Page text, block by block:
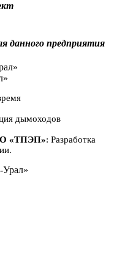
данного предприятия
дымоходов
«ТПЭП»: Разработка